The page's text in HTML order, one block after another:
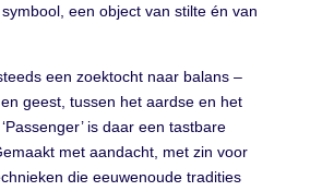
een object van stilte én van
een zoektocht naar balans –
geest, tussen het aardse en het
is daar een tastbare
met aandacht, met zin voor
die eeuwenoude tradities